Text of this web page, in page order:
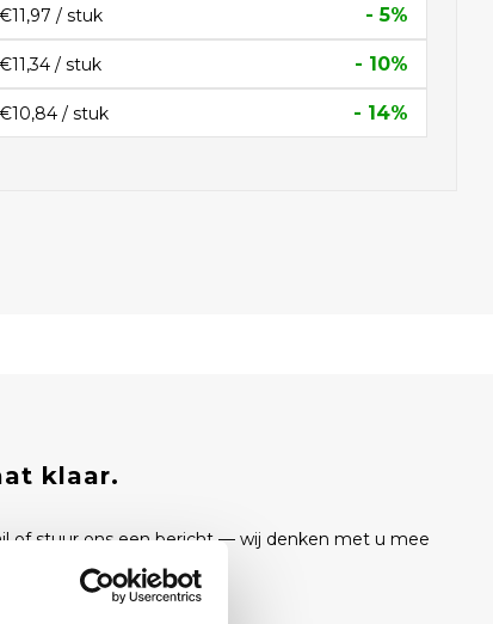
€11,97 / stuk - 5%
€11,34 / stuk - 10%
€10,84 / stuk - 14%
klaar.
of stuur ons een bericht — wij denken met u mee